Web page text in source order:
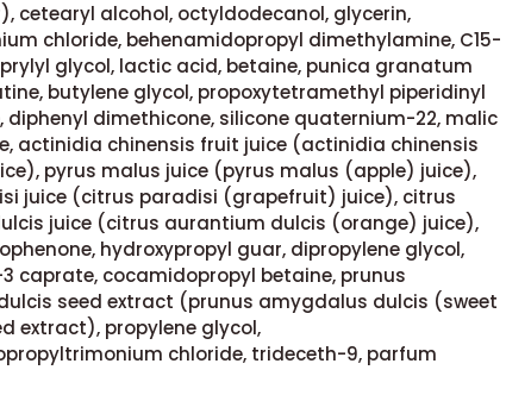
cetearyl alcohol, octyldodecanol, glycerin,
chloride, behenamidopropyl dimethylamine, C15-
glycol, lactic acid, betaine, punica granatum
butylene glycol, propoxytetramethyl piperidinyl
diphenyl dimethicone, silicone quaternium-22, malic
actinidia chinensis fruit juice (actinidia chinensis
pyrus malus juice (pyrus malus (apple) juice),
juice (citrus paradisi (grapefruit) juice), citrus
juice (citrus aurantium dulcis (orange) juice),
hydroxypropyl guar, dipropylene glycol,
caprate, cocamidopropyl betaine, prunus
seed extract (prunus amygdalus dulcis (sweet
extract), propylene glycol,
chloride, trideceth-9, parfum